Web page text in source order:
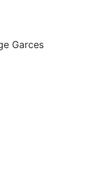
Garces